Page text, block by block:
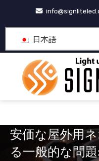
テ
ツ
ッ
日本語
安価な屋外用
る一般的な問